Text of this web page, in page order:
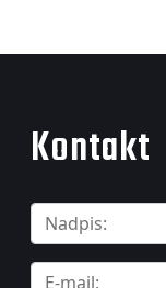
Kontakt